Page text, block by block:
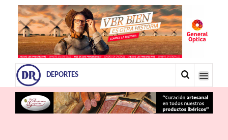
DEPORTES